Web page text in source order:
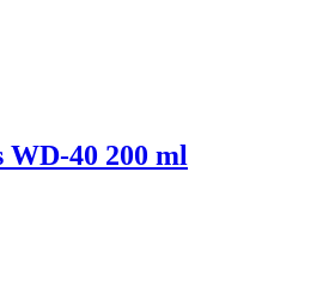
40 200 ml